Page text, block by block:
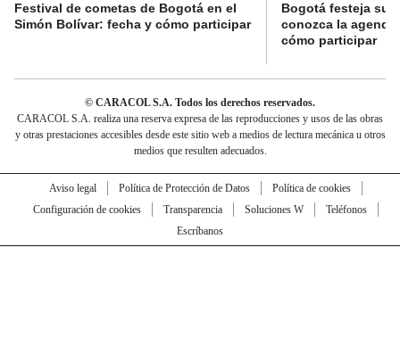
Festival de cometas de Bogotá en el
Simón Bolívar: fecha y cómo participar
Bogotá festeja su
conozca la
cómo participar
© CARACOL S.A. Todos los derechos reservados.
CARACOL S.A. realiza una reserva expresa de las reproducciones y usos de las obras
y otras prestaciones accesibles desde este sitio web a medios de lectura mecánica u otros
medios que resulten adecuados.
Aviso legal Política de Protección de Datos
Política de cookies
Configuración de cookies
Transparencia Soluciones W
Teléfonos
Escríbanos